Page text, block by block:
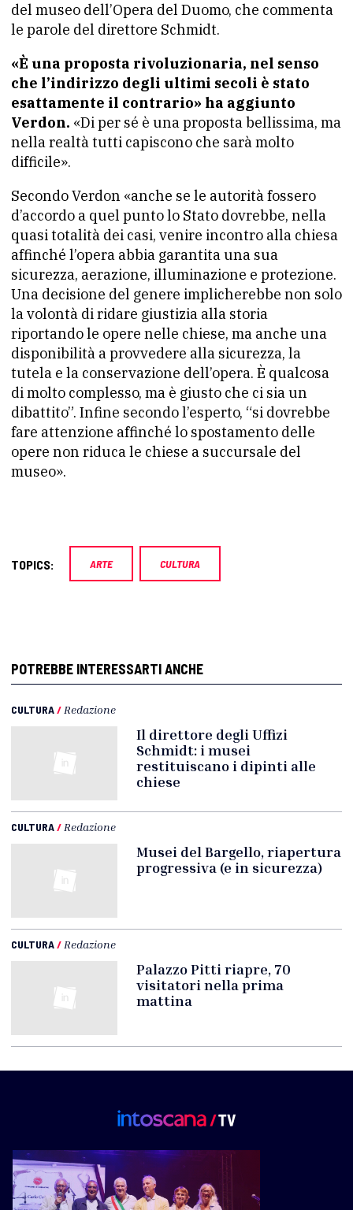
del museo dell’Opera del Duomo, che commenta
le parole del direttore Schmidt.
«È una proposta rivoluzionaria, nel senso
che l’indirizzo degli ultimi secoli è stato
esattamente il contrario» ha aggiunto
Verdon. «Di per sé è una proposta bellissima, ma
nella realtà tutti capiscono che sarà molto
difficile».
Secondo Verdon «anche se le autorità fossero
d’accordo a quel punto lo Stato dovrebbe, nella
quasi totalità dei casi, venire incontro alla chiesa
affinché l’opera abbia garantita una sua
sicurezza, aerazione, illuminazione e protezione.
Una decisione del genere implicherebbe non solo
la volontà di ridare giustizia alla storia
riportando le opere nelle chiese, ma anche una
disponibilità a provvedere alla sicurezza, la
tutela e la conservazione dell’opera. È qualcosa
di molto complesso, ma è giusto che ci sia un
dibattito”. Infine secondo l’esperto, “si dovrebbe
fare attenzione affinché lo spostamento delle
opere non riduca le chiese a succursale del
museo».
TOPICS: ARTE CULTURA
POTREBBE INTERESSARTI ANCHE
CULTURA/ Redazione
Il direttore degli Uffizi
Schmidt: i musei
restituiscano i dipinti alle
chiese
CULTURA/ Redazione
Musei del Bargello, riapertura
progressiva (e in sicurezza)
CULTURA/ Redazione
Palazzo Pitti riapre, 70
visitatori nella prima
mattina